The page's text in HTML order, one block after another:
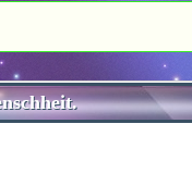
- 5 im Durchschnitt